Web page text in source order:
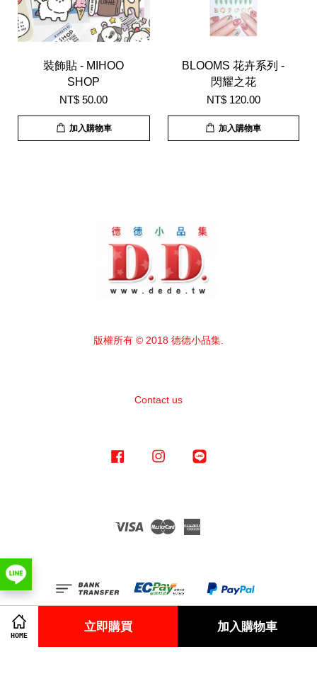
HOME
立即購買 加入購物車
裝飾貼 - MIHOO
SHOP
NT$ 50.00
加入購物車
BLOOMS 花卉系列 -
閃耀之花
NT$ 120.00
加入購物車
版權所有 © 2018 德德小品集.
Contact us
Facebook Instagram
Visa Master